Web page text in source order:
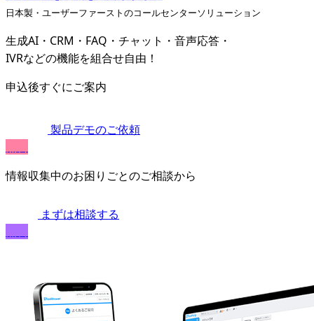
日本製・ユーザーファーストのコールセンターソリューション
生成AI・CRM・FAQ・チャット・音声応答・
IVRなどの機能を組合せ自由！
申込後すぐにご案内
製品デモのご依頼
情報収集中のお困りごとのご相談から
まずは相談する